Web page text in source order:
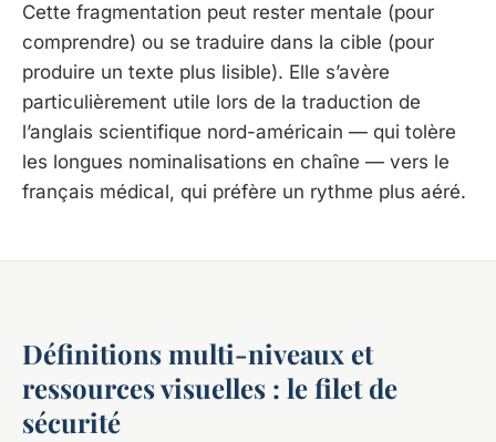
Cette fragmentation peut rester mentale (pour
comprendre) ou se traduire dans la cible (pour
produire un texte plus lisible). Elle s’avère
particulièrement utile lors de la traduction de
l’anglais scientifique nord-américain — qui tolère
les longues nominalisations en chaîne — vers le
français médical, qui préfère un rythme plus aéré.
Définitions multi-niveaux et
ressources visuelles : le filet de
sécurité